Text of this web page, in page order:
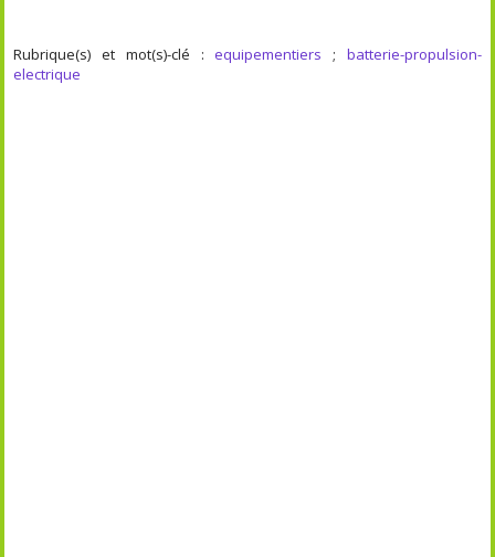
Rubrique(s) et mot(s)-clé :equipementiers ; batterie-propulsion-
electrique